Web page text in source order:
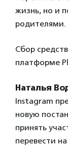
жизнь, но и
родителями.
Сбор
платформе
Наталья
Instagram
новую
принять
перевести